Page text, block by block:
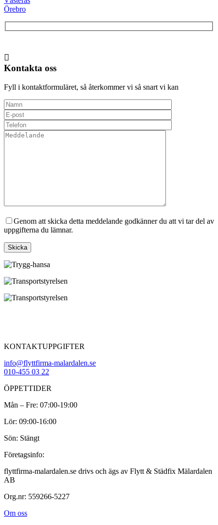
Örebro
Kontakta oss
Fyll i kontaktformuläret, så återkommer vi så snart vi kan
Genom att skicka detta meddelande godkänner du att vi tar del av
uppgifterna du lämnar.
Skicka
KONTAKTUPPGIFTER
info@flyttfirma-malardalen.se
010-455 03 22
ÖPPETTIDER
Mån – Fre: 07:00-19:00
Lör: 09:00-16:00
Sön: Stängt
Företagsinfo:
flyttfirma-malardalen.se drivs och ägs av Flytt & Städfix Mälardalen
AB
Org.nr: 559266-5227
Om oss